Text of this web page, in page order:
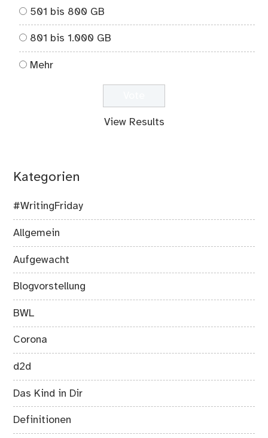
501 bis 800 GB
801 bis 1.000 GB
Mehr
View Results
Kategorien
#WritingFriday
Allgemein
Aufgewacht
Blogvorstellung
BWL
Corona
d2d
Das Kind in Dir
Definitionen